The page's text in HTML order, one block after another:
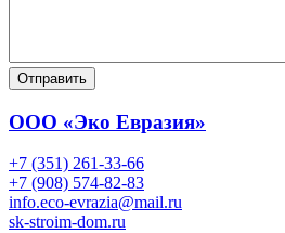
ООО «Эко Евразия»
+7 (351) 261-33-66
+7 (908) 574-82-83
info.eco-evrazia@mail.ru
sk-stroim-dom.ru